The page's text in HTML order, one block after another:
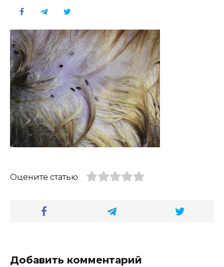
Оцените статью
Добавить комментарий